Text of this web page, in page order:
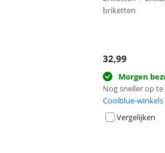
briketten
32,99
Morgen
Nog sneller op
Coolblue-winkels
Vergelijken